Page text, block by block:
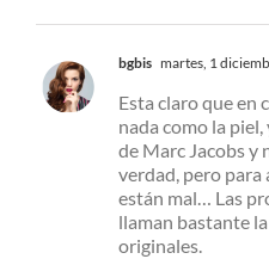
bgbis martes, 1
Esta claro que en
nada como la
de Marc Jacobs y
verdad, pero para
están mal… Las
llaman bastante
originales.